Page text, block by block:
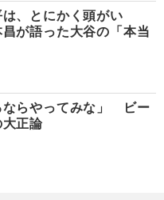
は、とにかく頭がい
が語った大谷の「本当
ならやってみな」 ビー
大正論